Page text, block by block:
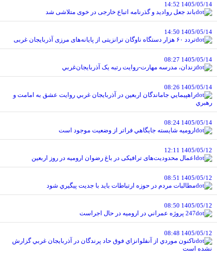
1405/05/14 14:52
باند جعل روادید و گذرنامه اتباع خارجی در خوی متلاشی شد
1405/05/14 14:50
تردد ۶۰ هزار دستگاه ناوگان ترانزیتی از پایانه‌های مرزی آذربایجان ‌غربی
1405/05/14 08:27
زندان، مدرسه مهارت-روايت رتبه يک آذربايجان‌غربي
1405/05/14 08:26
راهپيمايي جاماندگان اربعين در آذربايجان غربي روايت عشق به امامت و
رهبري
1405/05/14 08:24
اروميه شايسته جايگاهي فراتر از وضعيت موجود است
1405/05/12 12:11
اعمال محدودیت‌های ترافیکی در باغ رضوان ارومیه در روز اربعین
1405/05/12 08:51
مطالبات مردم در حوزه ارتباطات بايد با جديت پيگيري شود
1405/05/12 08:50
247 پروژه عمراني در اروميه در حال اجراست
1405/05/12 08:48
تاکنون موردي از آنفلوانزاي فوق حاد پرندگان در آذربايجان غربي گزارش
نشده است